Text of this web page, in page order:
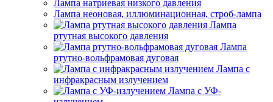
Лампа натриевая низкого давления
Лампа неоновая, иллюминационная, строб-лампа
Лампа
ртутная высокого давления
Лампа
ртутно-вольфрамовая дуговая
Лампа с
инфракрасным излучением
Лампа с УФ-